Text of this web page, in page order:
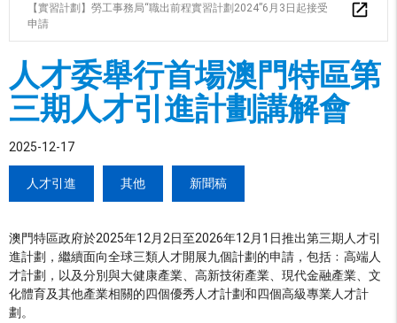
【實習計劃】勞工事務局“職出前程實習計劃2024”6月3日起接受
申請
人才委舉行首場澳門特區第
三期人才引進計劃講解會
2025-12-17
人才引進 其他 新聞稿
澳門特區政府於2025年12月2日至2026年12月1日推出第三期人才引
進計劃，繼續面向全球三類人才開展九個計劃的申請，包括﹕高端人
才計劃，以及分別與大健康產業、高新技術產業、現代金融產業、文
化體育及其他產業相關的四個優秀人才計劃和四個高級專業人才計
劃。